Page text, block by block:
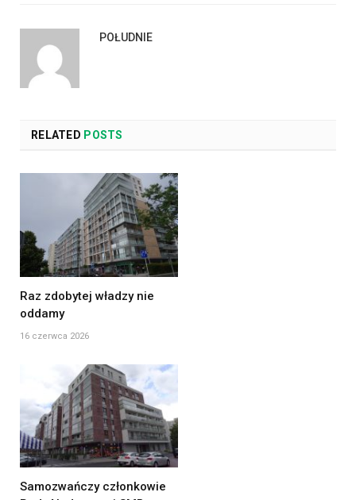
POŁUDNIE
RELATED POSTS
Raz zdobytej władzy nie
oddamy
16 czerwca 2026
Samozwańczy członkowie